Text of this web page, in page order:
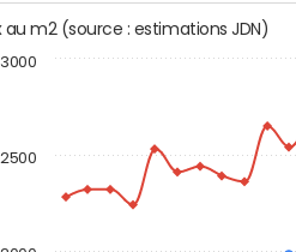
Prix au m2 (source : estimations JDN)
2500
3000